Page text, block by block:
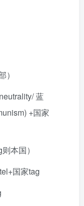
蓝
+国家
本国）
国家tag